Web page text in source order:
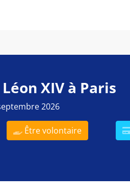
XIV à Paris
2026
Être volontaire